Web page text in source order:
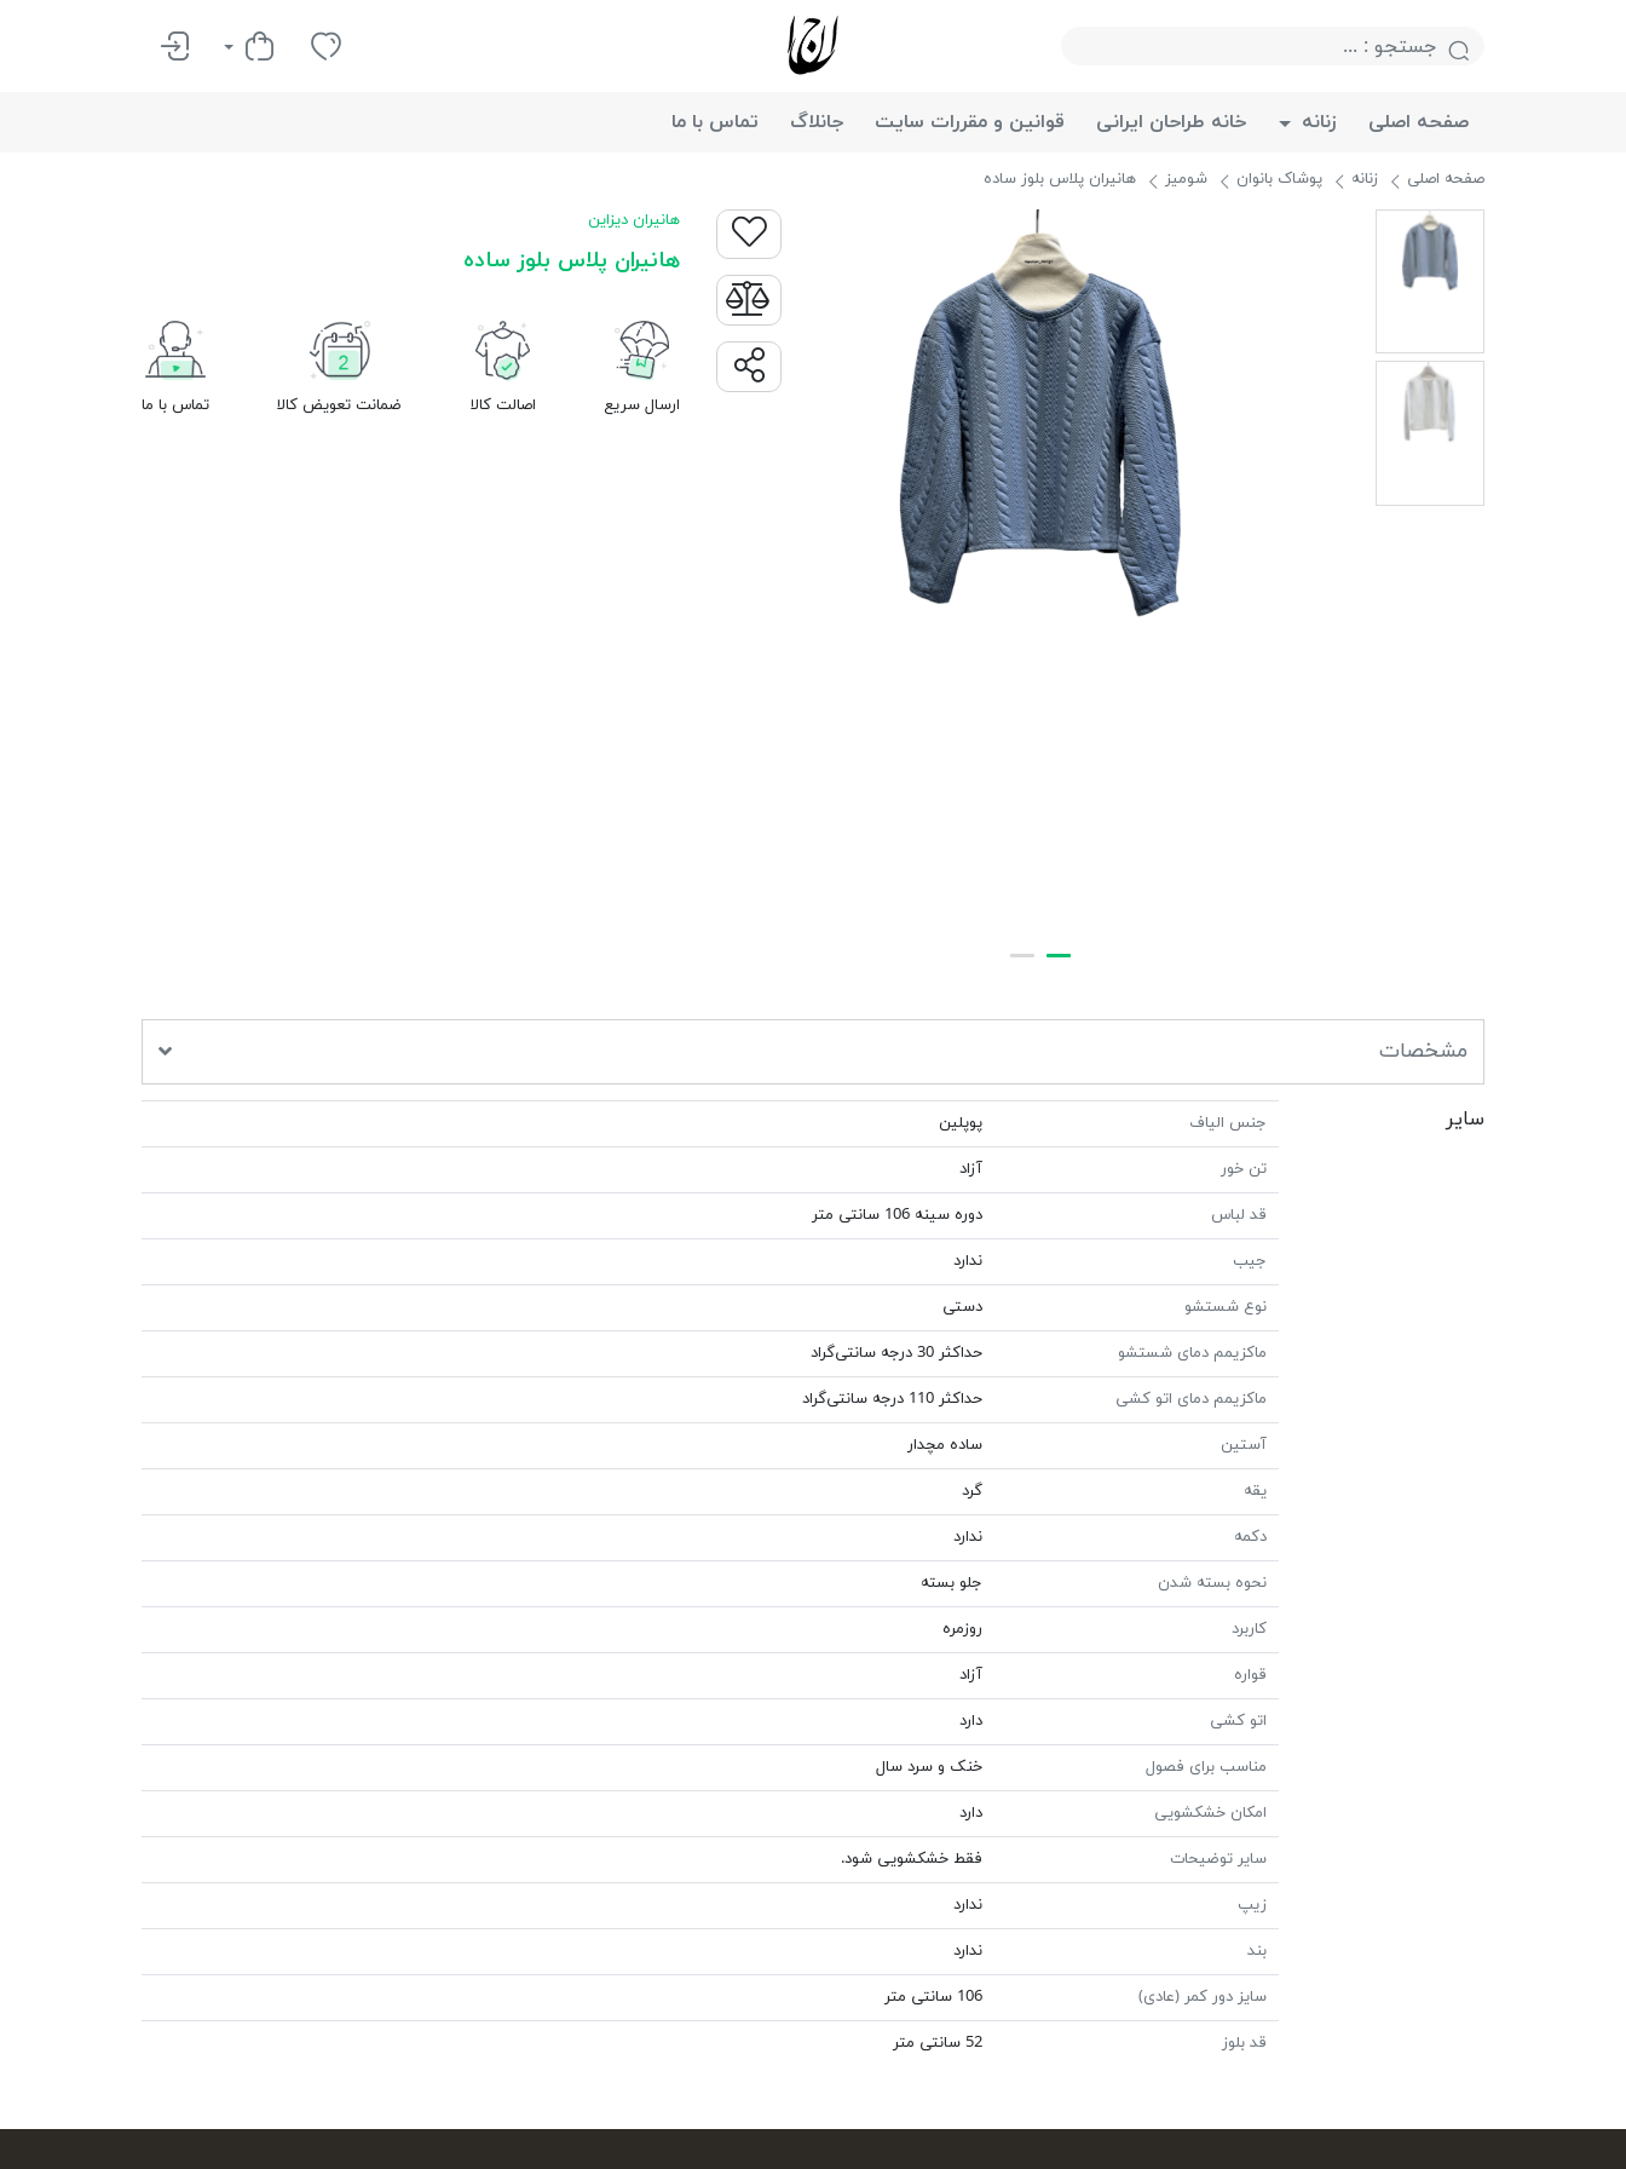
صفحه اصلی زنانه خانه طراحان ایرانی قوانین و مقررات سایت جانلاگ تماس با ما
صفحه اصلی زنانه پوشاک بانوان شومیز
هانیران پلاس بلوز ساده
هانیران دیزاین
هانیران پلاس بلوز ساده
ارسال سریع اصالت کالا ضمانت تعویض کالا تماس با ما
مشخصات
سایر جنس الیاف پوپلین
تن خور آزاد
قد لباس دوره سینه 106 سانتی متر
جیب ندارد
نوع شستشو دستی
ماکزیمم دمای شستشو حداکثر 30 درجه سانتی‌گراد
ماکزیمم دمای اتو کشی حداکثر 110 درجه سانتی‌گراد
آستین ساده مچدار
یقه گرد
دکمه ندارد
نحوه بسته شدن جلو بسته
کاربرد روزمره
قواره آزاد
اتو کشی دارد
مناسب برای فصول خنک و سرد سال
امکان خشکشویی دارد
سایر توضیحات فقط خشکشویی شود.
زیپ ندارد
بند ندارد
سایز دور کمر (عادی) 106 سانتی متر
قد بلوز 52 سانتی متر